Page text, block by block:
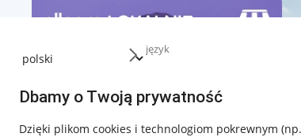
język
Dbamy o Twoją prywatność
Dzięki plikom cookies i technologiom pokrewnym